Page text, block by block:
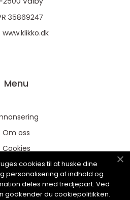
www.klikko.dk
Menu
Om oss
Cookies
oss
Sitemap
cookies til at huske dine
personalisering af indhold og
deles med tredjepart. Ved
godkender du cookiepolitikken.